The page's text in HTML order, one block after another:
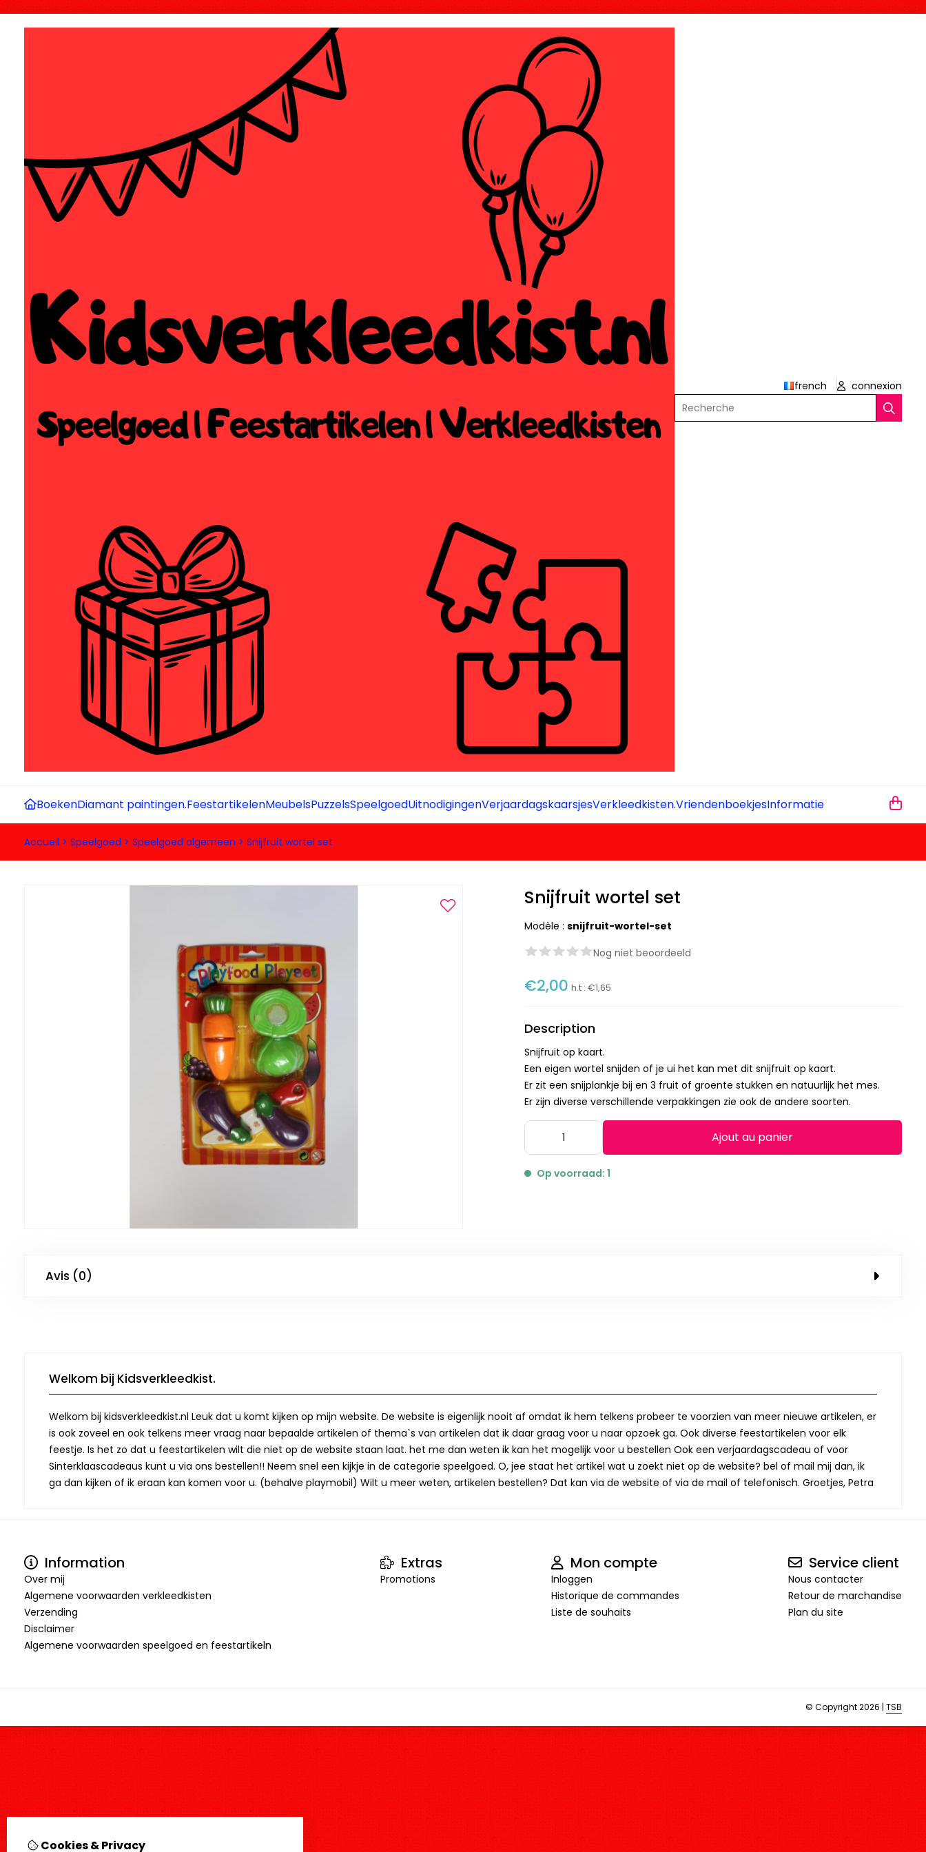
french
connexion
Recherche
BoekenDiamant paintingen.FeestartikelenMeubelsPuzzelsSpeelgoedUitnodigingenVerjaardagskaarsjesVerkleedkisten.VriendenboekjesInformatie
Accueil > Speelgoed > Speelgoed algemeen > Snijfruit wortel set
Snijfruit wortel set
Modèle :snijfruit-wortel-set
Nog niet beoordeeld
€2,00 h.t :€1,65
Description
Snijfruit op kaart.
Een eigen wortel snijden of je ui het kan met dit snijfruit op kaart.
Er zit een snijplankje bij en 3 fruit of groente stukken en natuurlijk het mes.
Er zijn diverse verschillende verpakkingen zie ook de andere soorten.
Ajout au panier
Op voorraad: 1
Avis (0)
Welkom bij Kidsverkleedkist.
Welkom bij kidsverkleedkist.nl Leuk dat u komt kijken op mijn website. De website is eigenlijk nooit af omdat ik hem telkens probeer te voorzien van meer nieuwe artikelen, er
is ook zoveel en ook telkens meer vraag naar bepaalde artikelen of thema`s van artikelen dat ik daar graag voor u naar opzoek ga. Ook diverse feestartikelen voor elk
feestje. Is het zo dat u feestartikelen wilt die niet op de website staan laat. het me dan weten ik kan het mogelijk voor u bestellen Ook een verjaardagscadeau of voor
Sinterklaascadeaus kunt u via ons bestellen!! Neem snel een kijkje in de categorie speelgoed. O, jee staat het artikel wat u zoekt niet op de website? bel of mail mij dan, ik
ga dan kijken of ik eraan kan komen voor u. (behalve playmobil) Wilt u meer weten, artikelen bestellen? Dat kan via de website of via de mail of telefonisch. Groetjes, Petra
Information
Over mij
Algemene voorwaarden verkleedkisten
Verzending
Disclaimer
Algemene voorwaarden speelgoed en feestartikeln
Extras
Promotions
Mon compte
Inloggen
Historique de commandes
Liste de souhaits
Service client
Nous contacter
Retour de marchandise
Plan du site
© Copyright 2026 | TSB
Cookies & Privacy